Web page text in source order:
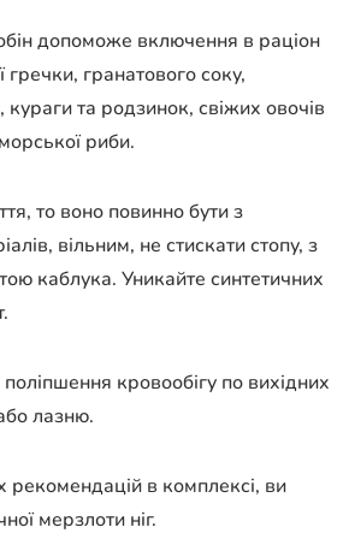
допоможе включення в раціон
гречки, гранатового соку,
кураги та родзинок, свіжих овочів
риби.
то воно повинно бути з
вільним, не стискати стопу, з
каблука. Уникайте синтетичних
кровообігу по вихідних
лазню.
рекомендацій в комплексі, ви
мерзлоти ніг.